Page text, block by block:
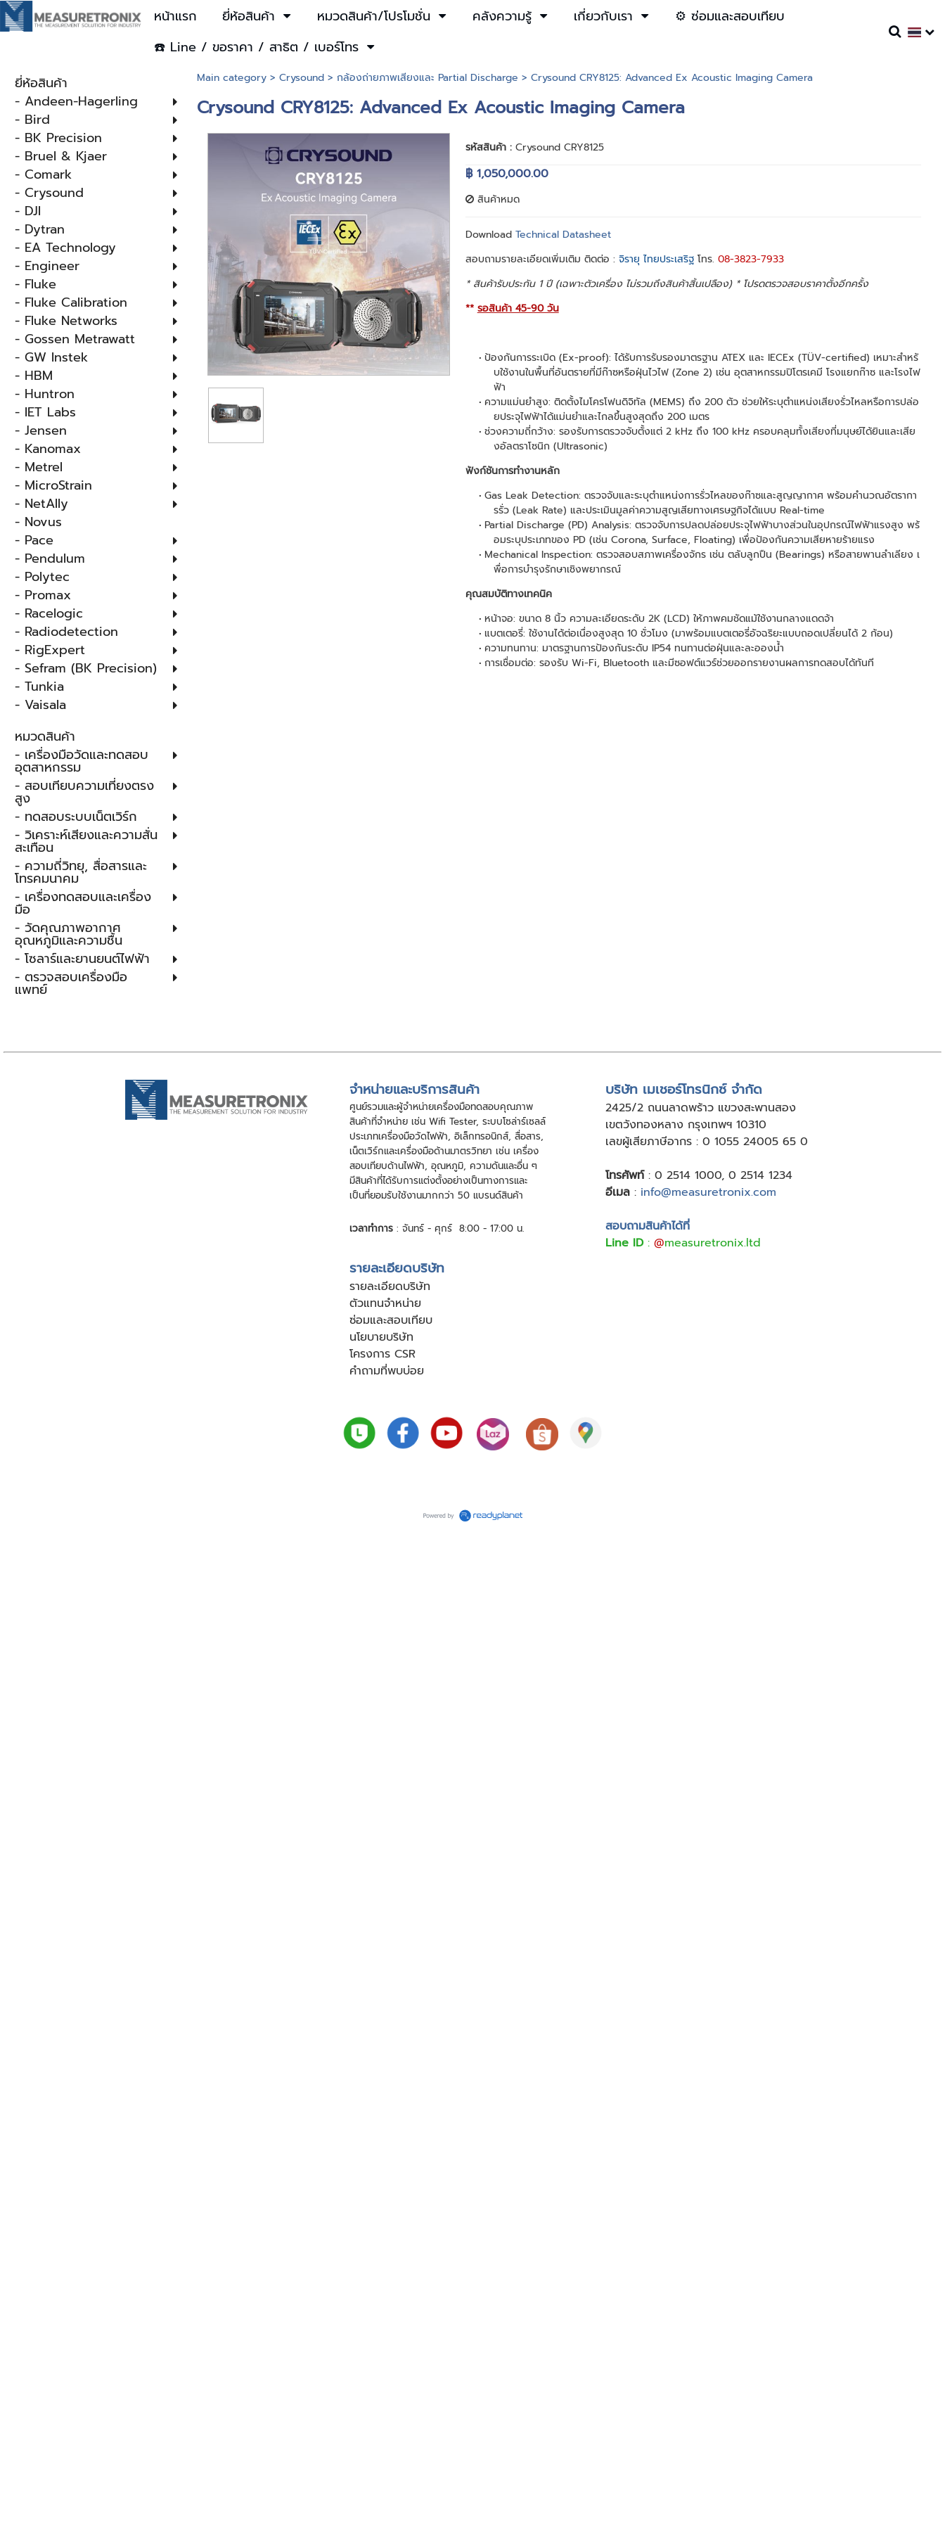
หน้าแรก ยี่ห้อสินค้า หมวดสินค้า/โปรโมชั่น คลังความรู้ เกี่ยวกับเรา
⚙️ ซ่อมและสอบเทียบ
☎️ Line / ขอราคา / สาธิต / เบอร์โทร
ยี่ห้อสินค้า
- Andeen-Hagerling
- Bird
- BK Precision
- Bruel & Kjaer
- Comark
- Crysound
- DJI
- Dytran
- EA Technology
- Engineer
- Fluke
- Fluke Calibration
- Fluke Networks
- Gossen Metrawatt
- GW Instek
- HBM
- Huntron
- IET Labs
- Jensen
- Kanomax
- Metrel
- MicroStrain
- NetAlly
- Novus
- Pace
- Pendulum
- Polytec
- Promax
- Racelogic
- Radiodetection
- RigExpert
- Sefram (BK Precision)
- Tunkia
- Vaisala
หมวดสินค้า
- เครื่องมือวัดและทดสอบ
อุตสาหกรรม
- สอบเทียบความเที่ยงตรง
สูง
- ทดสอบระบบเน็ตเวิร์ก
- วิเคราะห์เสียงและความสั่น
สะเทือน
- ความถี่วิทยุ, สื่อสารและ
โทรคมนาคม
- เครื่องทดสอบและเครื่อง
มือ
- วัดคุณภาพอากาศ
อุณหภูมิและความชื้น
- โซลาร์และยานยนต์ไฟฟ้า
- ตรวจสอบเครื่องมือ
แพทย์
Main category> Crysound> กล้องถ่ายภาพเสียงและ Partial Discharge > Crysound CRY8125: Advanced Ex Acoustic Imaging Camera
Crysound CRY8125: Advanced Ex Acoustic Imaging Camera
รหัสสินค้า : Crysound CRY8125
฿ 1,050,000.00
สินค้าหมด
Download Technical Datasheet
สอบถามรายละเอียดเพิ่มเติม ติดต่อ : จิรายุ ไทยประเสริฐโทร. 08-3823-7933
* สินค้ารับประกัน 1 ปี (เฉพาะตัวเครื่อง ไม่รวมถึงสินค้าสิ้นเปลือง) * โปรดตรวจสอบราคาตั้งอีกครั้ง
** รอสินค้า 45-90 วัน
ป้องกันการระเบิด (Ex-proof): ได้รับการรับรองมาตรฐาน ATEX และ IECEx (TÜV-certified) เหมาะสำหรั
บใช้งานในพื้นที่อันตรายที่มีก๊าซหรือฝุ่นไวไฟ (Zone 2) เช่น อุตสาหกรรมปิโตรเคมี โรงแยกก๊าซ และโรงไฟ
ฟ้า
ความแม่นยำสูง: ติดตั้งไมโครโฟนดิจิทัล (MEMS) ถึง 200 ตัว ช่วยให้ระบุตำแหน่งเสียงรั่วไหลหรือการปล่อ
ยประจุไฟฟ้าได้แม่นยำและไกลขึ้นสูงสุดถึง 200 เมตร
ช่วงความถี่กว้าง: รองรับการตรวจจับตั้งแต่ 2 kHz ถึง 100 kHz ครอบคลุมทั้งเสียงที่มนุษย์ได้ยินและเสีย
งอัลตราโซนิก (Ultrasonic)
ฟังก์ชันการทำงานหลัก
Gas Leak Detection: ตรวจจับและระบุตำแหน่งการรั่วไหลของก๊าซและสูญญากาศ พร้อมคำนวณอัตรากา
รรั่ว (Leak Rate) และประเมินมูลค่าความสูญเสียทางเศรษฐกิจได้แบบ Real-time
Partial Discharge (PD) Analysis: ตรวจจับการปลดปล่อยประจุไฟฟ้าบางส่วนในอุปกรณ์ไฟฟ้าแรงสูง พร้
อมระบุประเภทของ PD (เช่น Corona, Surface, Floating) เพื่อป้องกันความเสียหายร้ายแรง
Mechanical Inspection: ตรวจสอบสภาพเครื่องจักร เช่น ตลับลูกปืน (Bearings) หรือสายพานลำเลียง เ
พื่อการบำรุงรักษาเชิงพยากรณ์
คุณสมบัติทางเทคนิค
หน้าจอ: ขนาด 8 นิ้ว ความละเอียดระดับ 2K (LCD) ให้ภาพคมชัดแม้ใช้งานกลางแดดจ้า
แบตเตอรี่: ใช้งานได้ต่อเนื่องสูงสุด 10 ชั่วโมง (มาพร้อมแบตเตอรี่อัจฉริยะแบบถอดเปลี่ยนได้ 2 ก้อน)
ความทนทาน: มาตรฐานการป้องกันระดับ IP54 ทนทานต่อฝุ่นและละอองน้ำ
การเชื่อมต่อ: รองรับ Wi-Fi, Bluetooth และมีซอฟต์แวร์ช่วยออกรายงานผลการทดสอบได้ทันที
จําหน่ายและบริการสินค้า
ศูนย์รวมและผู้จําหน่ายเครื่องมือทดสอบคุณภาพ
สินค้าที่จําหน่าย เช่น Wifi Tester, ระบบโซล่าร์เซลล์
ประเภทเครื่องมือวัดไฟฟ้า, อิเล็กทรอนิกส์, สื่อสาร,
เน็ตเวิร์กและเครื่องมือด้านมาตรวิทยา เช่น เครื่อง
สอบเทียบด้านไฟฟ้า, อุณหภูมิ, ความดันและอื่น ๆ
มีสินค้าที่ได้รับการแต่งตั้งอย่างเป็นทางการและ
เป็นที่ยอมรับใช้งานมากกว่า 50 แบรนด์สินค้า
เวลาทำการ : จันทร์ - ศุกร์ 8:00 - 17:00 น.
บริษัท เมเชอร์โทรนิกซ์ จำกัด
2425/2 ถนนลาดพร้าว แขวงสะพานสอง
เขตวังทองหลาง กรุงเทพฯ 10310
เลขผู้เสียภาษีอากร : 0 1055 24005 65 0
โทรศัพท์: 0 2514 1000, 0 2514 1234
อีเมล : info@measuretronix.com
สอบถามสินค้าได้ที่
Line ID: @measuretronix.ltd
รายละเอียดบริษัท
รายละเอียดบริษัท
ตัวแทนจำหน่าย
ซ่อมและสอบเทียบ
นโยบายบริษัท
โครงการ CSR
คำถามที่พบบ่อย